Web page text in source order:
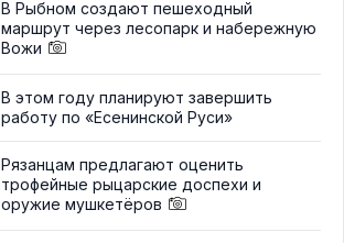
В Рыбном создают пешеходный
маршрут через лесопарк и набережную
Вожи
В этом году планируют завершить
работу по «Есенинской Руси»
Рязанцам предлагают оценить
трофейные рыцарские доспехи и
оружие мушкетёров